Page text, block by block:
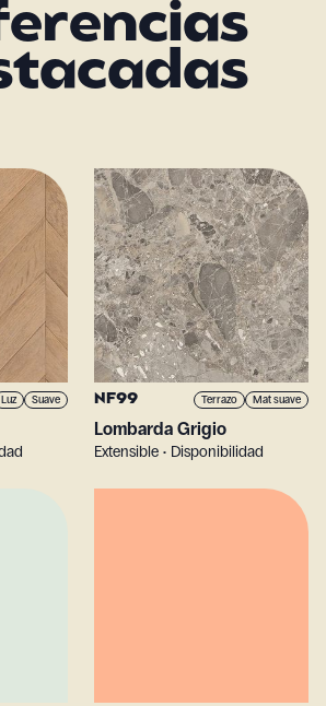
Luz Suave NF99 Terrazo Mat suave
Lombarda Grigio
Extensible • Disponibilidad